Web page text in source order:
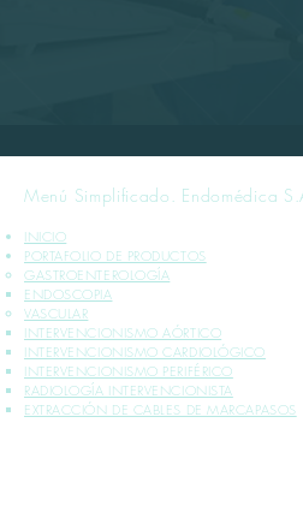
Menú Simplificado. Endomédica
INICIO
PORTAFOLIO DE PRODUCTOS
GASTROENTEROLOGÍA
ENDOSCOPIA
VASCULAR
INTERVENCIONISMO AÓRTICO
INTERVENCIONISMO CARDIOLÓGICO
INTERVENCIONISMO PERIFÉRICO
RADIOLOGÍA INTERVENCIONISTA
EXTRACCIÓN DE CABLES DE MARCAPASOS